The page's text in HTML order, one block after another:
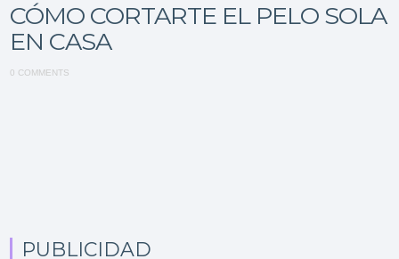
CÓMO CORTARTE EL PELO SOLA
EN CASA
0 COMMENTS
PUBLICIDAD